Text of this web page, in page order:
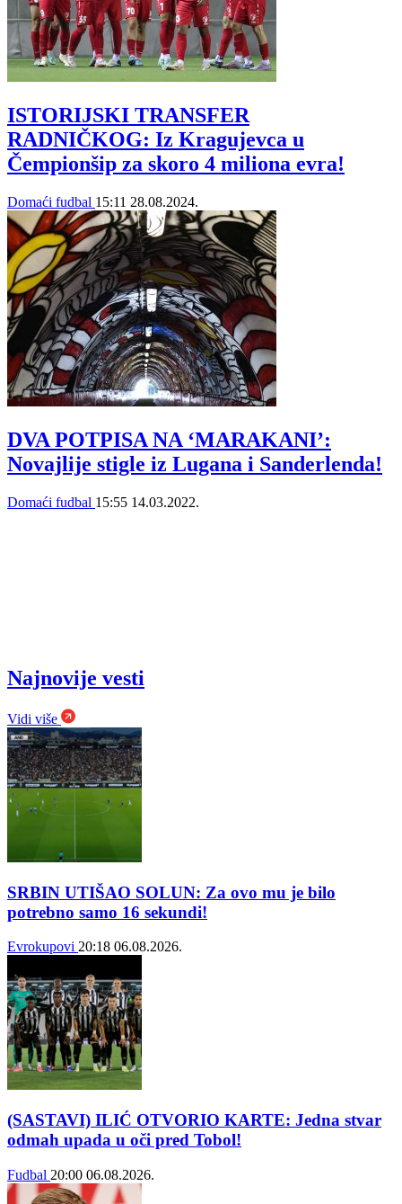
ISTORIJSKI TRANSFER
RADNIČKOG: Iz Kragujevca u
Čempionšip za skoro 4 miliona evra!
Domaći fudbal 15:11 28.08.2024.
DVA POTPISA NA ‘MARAKANI’:
Novajlije stigle iz Lugana i Sanderlenda!
Domaći fudbal 15:55 14.03.2022.
Najnovije vesti
Vidi više
SRBIN UTIŠAO SOLUN: Za ovo mu je bilo
potrebno samo 16 sekundi!
Evrokupovi 20:18 06.08.2026.
(SASTAVI) ILIĆ OTVORIO KARTE: Jedna stvar
odmah upada u oči pred Tobol!
Fudbal 20:00 06.08.2026.